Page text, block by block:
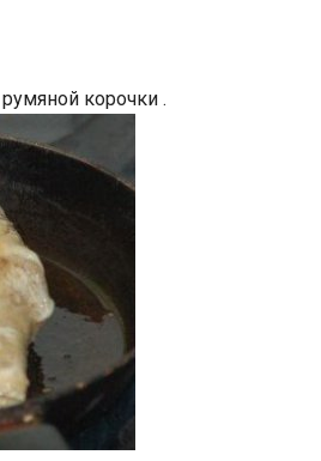
корочки .